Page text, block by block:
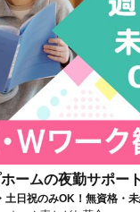
ームの夜勤サポー
土日祝のみOK！無資格・